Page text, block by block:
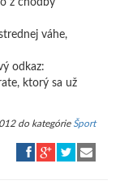
z chodby
váhe,
odkaz:
ktorý sa už
do kategórie Šport